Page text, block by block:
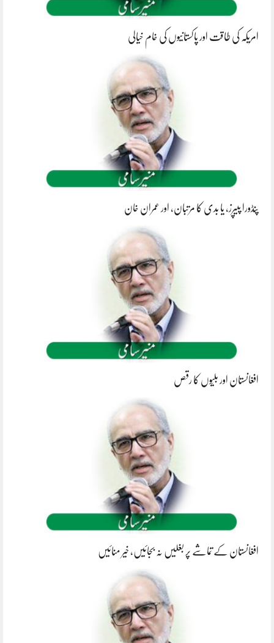
امریکہ کی طاقت اور پاکستانیوں کی خام خیالی
پنڈورا پیپرز، یا بدی کا مرتبان، اور عمران خان
افغانستان اور بلیّوں کا رقص
افغانستان کے تماشے پر بغلیں نہ بجائیں، خیر منائیں